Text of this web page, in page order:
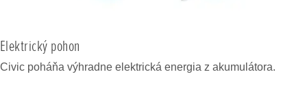
Elektrický pohon
Civic poháňa výhradne elektrická energia z akumulátora.